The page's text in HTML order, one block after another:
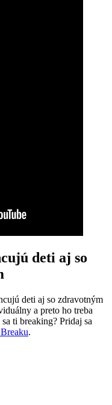
deti aj so
deti aj so zdravotným
a preto ho treba
ti breaking? Pridaj sa
.